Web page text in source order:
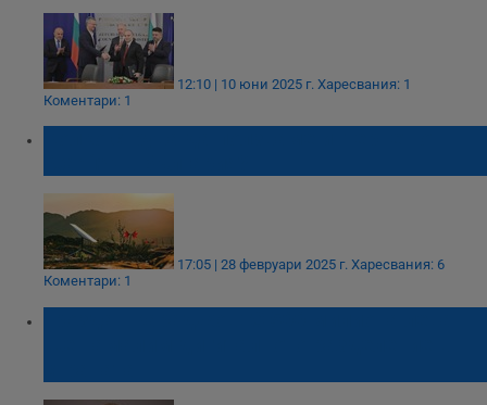
12:10 | 10 юни 2025 г. Харесвания: 1
Коментари: 1
17:05 | 28 февруари 2025 г. Харесвания: 6
Коментари: 1